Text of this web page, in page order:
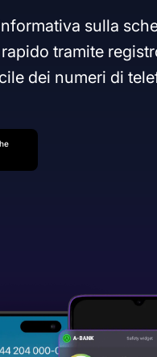
sulla
tramite
dei numeri di